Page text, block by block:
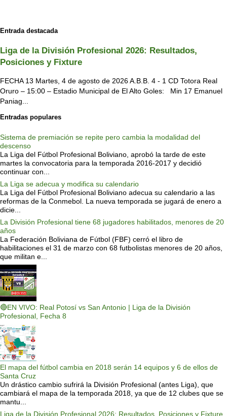
Entrada destacada
Liga de la División Profesional 2026: Resultados,
Posiciones y Fixture
FECHA 13 Martes, 4 de agosto de 2026 A.B.B. 4 - 1 CD Totora Real
Oruro – 15:00 – Estadio Municipal de El Alto Goles: Min 17 Emanuel
Paniag...
Entradas populares
Sistema de premiación se repite pero cambia la modalidad del
descenso
La Liga del Fútbol Profesional Boliviano, aprobó la tarde de este
martes la convocatoria para la temporada 2016-2017 y decidió
continuar con...
La Liga se adecua y modifica su calendario
La Liga del Fútbol Profesional Boliviano adecua su calendario a las
reformas de la Conmebol. La nueva temporada se jugará de enero a
dicie...
La División Profesional tiene 68 jugadores habilitados, menores de 20
años
La Federación Boliviana de Fútbol (FBF) cerró el libro de
habilitaciones el 31 de marzo con 68 futbolistas menores de 20 años,
que militan e...
🔴EN VIVO: Real Potosí vs San Antonio | Liga de la División
Profesional, Fecha 8
El mapa del fútbol cambia en 2018 serán 14 equipos y 6 de ellos de
Santa Cruz
Un drástico cambio sufrirá la División Profesional (antes Liga), que
cambiará el mapa de la temporada 2018, ya que de 12 clubes que se
mantu...
Liga de la División Profesional 2026: Resultados, Posiciones y Fixture